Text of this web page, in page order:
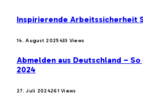
Inspirierende Arbeitssicherheit
14. August 2025433 Views
Abmelden aus Deutschland –
2024
27. Juli 2024261Views